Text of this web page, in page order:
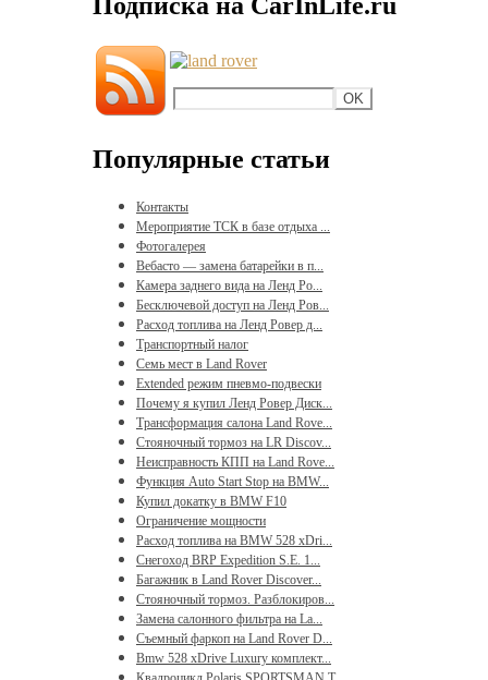
Подписка на CarInLife.ru
Популярные статьи
Контакты
Мероприятие ТСК в базе отдыха ...
Фотогалерея
Вебасто — замена батарейки в п...
Камера заднего вида на Ленд Ро...
Бесключевой доступ на Ленд Ров...
Расход топлива на Ленд Ровер д...
Транспортный налог
Семь мест в Land Rover
Extended режим пневмо-подвески
Почему я купил Ленд Ровер Диск...
Трансформация салона Land Rove...
Стояночный тормоз на LR Discov...
Неисправность КПП на Land Rove...
Функция Auto Start Stop на BMW...
Купил докатку в BMW F10
Ограничение мощности
Расход топлива на BMW 528 xDri...
Снегоход BRP Expedition S.E. 1...
Багажник в Land Rover Discover...
Стояночный тормоз. Разблокиров...
Замена салонного фильтра на La...
Съемный фаркоп на Land Rover D...
Bmw 528 xDrive Luxury комплект...